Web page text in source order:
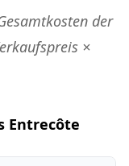
der
×
Entrecôte